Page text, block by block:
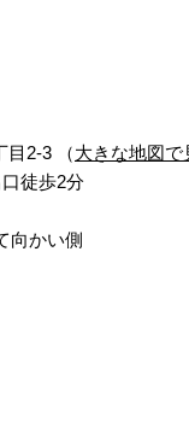
目2-3 （大きな地図で
徒歩2分
向かい側